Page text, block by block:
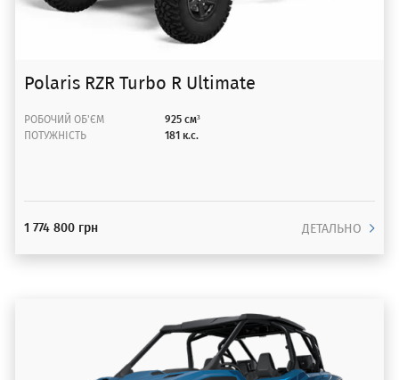
Polaris RZR Turbo R Ultimate
РОБОЧИЙ ОБ'ЄМ
925 см³
ПОТУЖНІСТЬ
181 к.с.
1 774 800 грн ДЕТАЛЬНО